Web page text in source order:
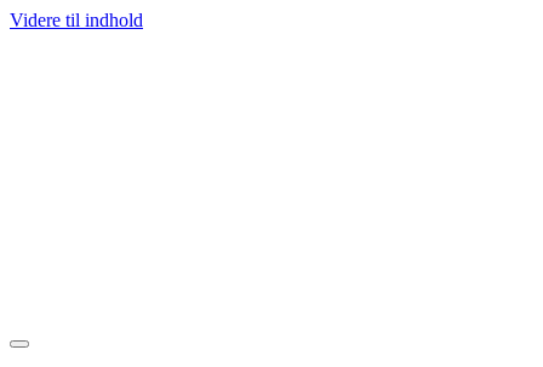
Videre til indhold